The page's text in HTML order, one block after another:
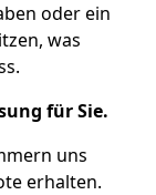
oder ein
was
für Sie.
uns
erhalten.